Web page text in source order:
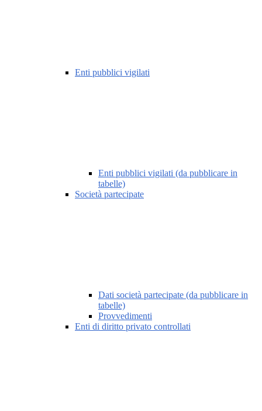
Enti pubblici vigilati
Enti pubblici vigilati (da pubblicare in
tabelle)
Società partecipate
Dati società partecipate (da pubblicare in
tabelle)
Provvedimenti
Enti di diritto privato controllati